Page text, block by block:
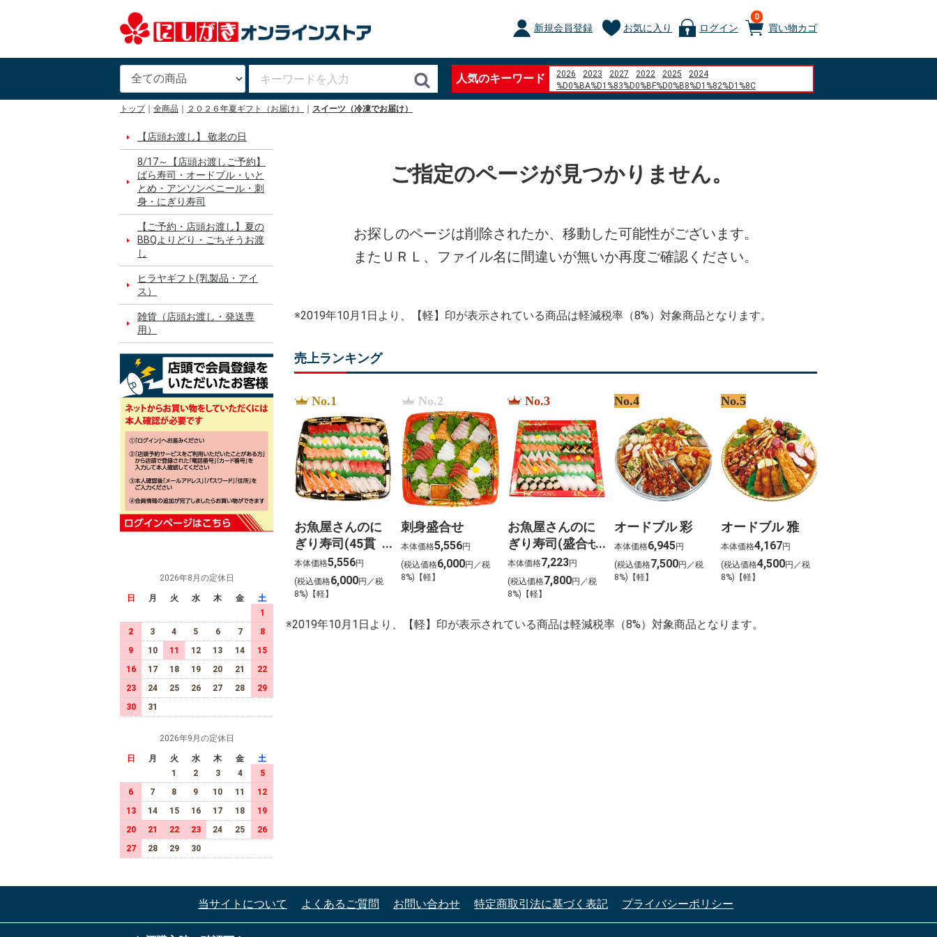
買い物カゴ
0
新規会員登録 お気に入り ログイン
人気のキーワード 2026 2023 2027 2022 2025
2024
%D0%BA%D1%83%D0%BF%D0%B8%D1%82%D1%8C
%D0%B1%D0%BB%D0%BE%D0%BA %D0%90%D0%91%D0%A1
%E8%A9%B1%E7%B6%9A%E3%81%8B%E3%81%AA%E3%81%84
%D1%80%D0%BE%D1%83%D1%82%D0%B5%D1%80
qu%C3%A9 es un squishy
aluminum angle 5%2F8 x 3%2F8 aluminum angle
トップ 全商品 ２０２６年夏ギフト（お届け） スイーツ（冷凍でお届け）
【店頭お渡し】 敬老の日
8/17～【店頭お渡しご予約】
ばら寿司・オードブル・いと
とめ・アンソンベニール・刺
身・にぎり寿司
【ご予約・店頭お渡し】夏の
BBQよりどり・ごちそうお渡
し
ヒラヤギフト(乳製品・アイ
ス）
雑貨（店頭お渡し・発送専
用）
2026年8月の定休日
日 月 火 水 木 金
土
1
2
3 4 5 6 7
8
9
10 11 12 13 14
15
16
17 18 19 20 21
22
23
24 25 26 27 28
29
30
31
2026年9月の定休日
日 月 火 水 木 金
土
1
2 3 4
5
6
7 8 9 10 11
12
13
14 15 16 17 18
19
20
21 22 23 24 25
26
27
28 29 30
ご指定のページが見つかりません。
お探しのページは削除されたか、移動した可能性がございます。
またＵＲＬ、ファイル名に間違いが無いか再度ご確認ください。
※2019年10月1日より、【軽】印が表示されている商品は軽減税率（8%）対象商品となります。
売上ランキング
No.1
お魚屋さんのに
ぎり寿司(45貫
入)
本体価格5,556円
(税込価格6,000円／税
8%)【軽】
No.2
刺身盛合せ
本体価格5,556円
(税込価格6,000円／税
8%)【軽】
No.3
お魚屋さんのに
ぎり寿司(盛合せ
(54貫入)
本体価格7,223円
(税込価格7,800円／税
8%)【軽】
No.4
オードブル 彩
本体価格6,945円
(税込価格7,500円／税
8%)【軽】
No.5
オードブル 雅
本体価格4,167円
(税込価格4,500円／税
8%)【軽】
※2019年10月1日より、【軽】印が表示されている商品は軽減税率（8%）対象商品となります。
当サイトについて よくあるご質問 お問い合わせ 特定商取引法に基づく表記 プライバシーポリシー